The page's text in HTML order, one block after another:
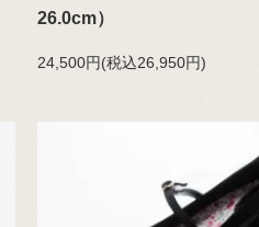
26.0cm）
24,500円(税込26,950円)